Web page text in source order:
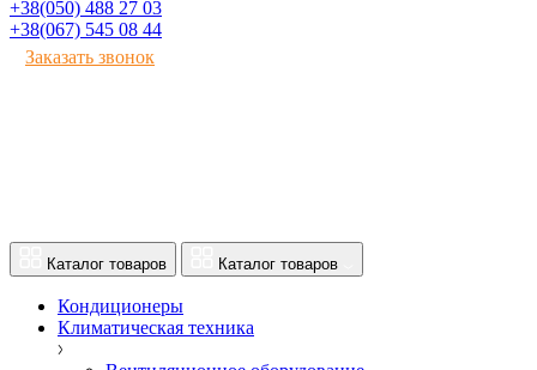
+38(050) 488 27 03
+38(067) 545 08 44
Заказать звонок
Каталог товаров Каталог товаров
Кондиционеры
Климатическая техника